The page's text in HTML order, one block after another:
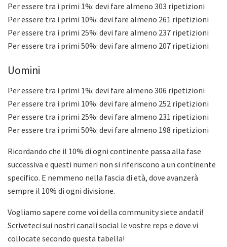
Per essere tra i primi 1%: devi fare almeno 303 ripetizioni
Per essere tra i primi 10%: devi fare almeno 261 ripetizioni
Per essere tra i primi 25%: devi fare almeno 237 ripetizioni
Per essere tra i primi 50%: devi fare almeno 207 ripetizioni
Uomini
Per essere tra i primi 1%: devi fare almeno 306 ripetizioni
Per essere tra i primi 10%: devi fare almeno 252 ripetizioni
Per essere tra i primi 25%: devi fare almeno 231 ripetizioni
Per essere tra i primi 50%: devi fare almeno 198 ripetizioni
Ricordando che il 10% di ogni continente passa alla fase
successiva e questi numeri non si riferiscono a un continente
specifico. E nemmeno nella fascia di età, dove avanzerà
sempre il 10% di ogni divisione.
Vogliamo sapere come voi della community siete andati!
Scriveteci sui nostri canali social le vostre reps e dove vi
collocate secondo questa tabella!